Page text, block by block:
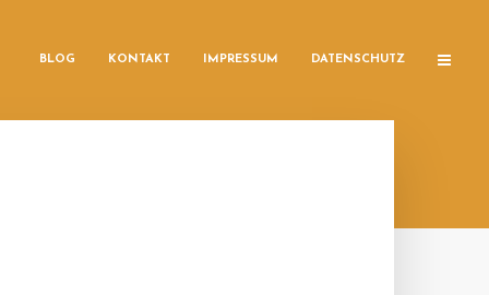
BLOG KONTAKT IMPRESSUM DATENSCHUTZ